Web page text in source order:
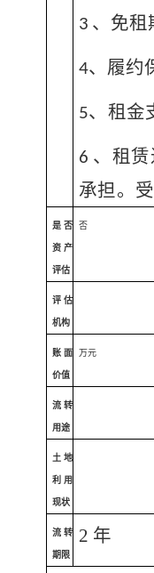
3 、免租
4、履约
5、租金
6 、租
承担。
是否
资产
评估
否
评估
机构
账面
价值
万元
流转
用途
土地
利用
现状
流转
期限
2 年